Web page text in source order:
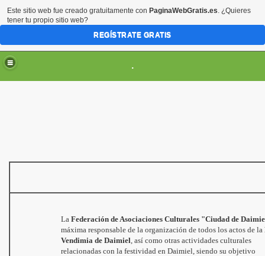
.
La Federación de Asociaciones Culturales "Ciudad de
máxima responsable de la organización de todos los actos de la
Vendimia de Daimiel, así como otras actividades culturales
relacionadas con la festividad en Daimiel, siendo su objetivo
Este sitio web fue creado gratuitamente con PaginaWebGratis.es. ¿Quieres
tener tu propio sitio web?
REGÍSTRATE GRATIS